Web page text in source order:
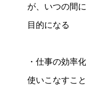
が、いつの間
目的になる
・仕事の効率
使いこなすこ